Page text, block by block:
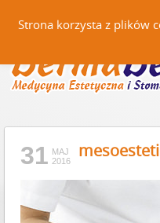
31 MAJ
2016
Strona korzysta z plików